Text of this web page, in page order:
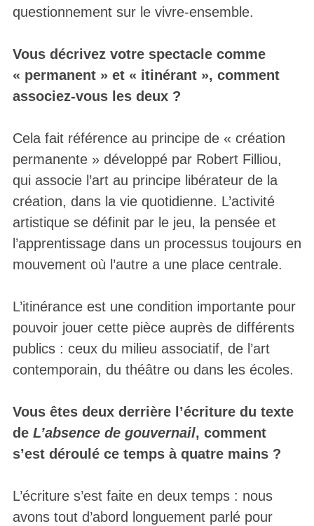
questionnement sur le vivre-ensemble.
Vous décrivez votre spectacle comme
« permanent » et « itinérant », comment
associez-vous les deux ?
Cela fait référence au principe de « création
permanente » développé par Robert Filliou,
qui associe l’art au principe libérateur de la
création, dans la vie quotidienne. L’activité
artistique se définit par le jeu, la pensée et
l’apprentissage dans un processus toujours en
mouvement où l’autre a une place centrale.
L’itinérance est une condition importante pour
pouvoir jouer cette pièce auprès de différents
publics : ceux du milieu associatif, de l’art
contemporain, du théâtre ou dans les écoles.
Vous êtes deux derrière l’écriture du texte
deL’absence de gouvernail, comment
s’est déroulé ce temps à quatre mains ?
L’écriture s’est faite en deux temps : nous
avons tout d’abord longuement parlé pour